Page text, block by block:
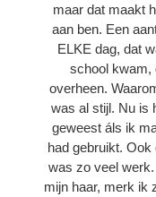
maar dat maakt
aan ben. Een
ELKE dag, dat
school kwam,
overheen.
was al stijl. Nu is
geweest áls ik
had gebruikt. Ook
was zo veel
mijn haar, merk ik